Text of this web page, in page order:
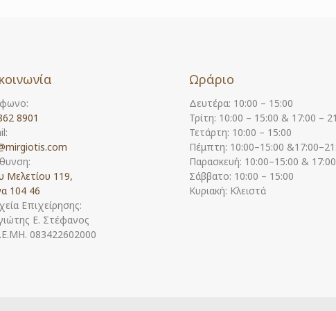
8901
Μελετίου 119,
104 46
Επιχείρησης:
Ε. Στέφανος
083422602000
Ωράριο
Δευτέρα: 10:00 – 15:00
Τρίτη: 10:00 – 15:00 & 17:00 –
Τετάρτη: 10:00 – 15:00
Πέμπτη: 10:00–15:00
Παρασκευή: 10:00–15:00 &
Σάββατο: 10:00 – 15:00
Κυριακή: Κλειστά